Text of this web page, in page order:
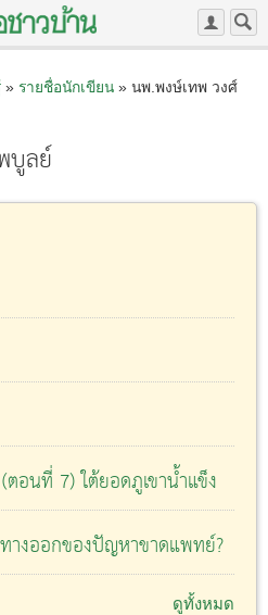
» รายชื่อนักเขียน» นพ.พงษ์เทพ วงศ์
บูลย์
ตอนที่ 7) ใต้ยอดภูเขาน้ำแข็ง
างออกของปัญหาขาดแพทย์?
ดูทั้งหมด